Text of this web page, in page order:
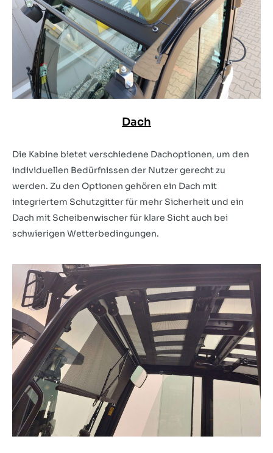
Dach
Die Kabine bietet verschiedene Dachoptionen, um den
individuellen Bedürfnissen der Nutzer gerecht zu
werden. Zu den Optionen gehören ein Dach mit
integriertem Schutzgitter für mehr Sicherheit und ein
Dach mit Scheibenwischer für klare Sicht auch bei
schwierigen Wetterbedingungen.